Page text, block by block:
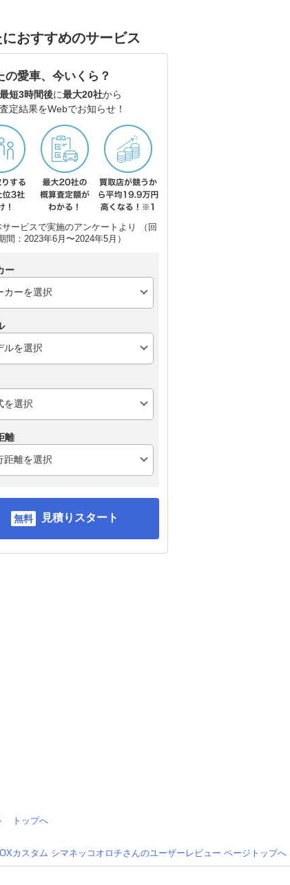
おすすめのサービス
の愛車、今いくら？
最短3時間後に最大20社から
定結果をWebでお知らせ！
ービスで実施のアンケートより （回
間：2023年6月〜2024年5月）
ー
離
見積りスタート
トップへ
カスタム シマネッコオロチさんのユーザーレビュー ページトップへ